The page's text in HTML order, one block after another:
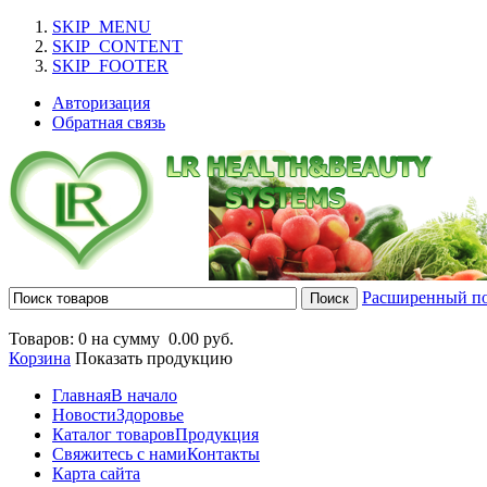
SKIP_MENU
SKIP_CONTENT
SKIP_FOOTER
Авторизация
Обратная связь
Расширенный
Товаров: 0 на сумму 0.00 руб.
Корзина Показать продукцию
ГлавнаяВ начало
НовостиЗдоровье
Каталог товаровПродукция
Свяжитесь с намиКонтакты
Карта сайта